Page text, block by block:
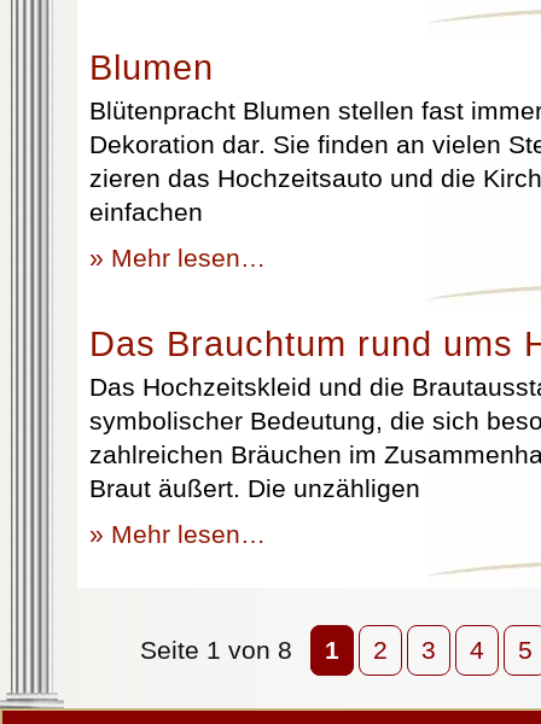
Blumen
Blütenpracht Blumen stellen fast
Dekoration dar. Sie finden an vielen
zieren das Hochzeitsauto und die
einfachen
» Mehr lesen…
Das Brauchtum rund ums
Das Hochzeitskleid und die
symbolischer Bedeutung, die sich
zahlreichen Bräuchen im
Braut äußert. Die unzähligen
» Mehr lesen…
Seite 1 von 8 1 2 3 4 5